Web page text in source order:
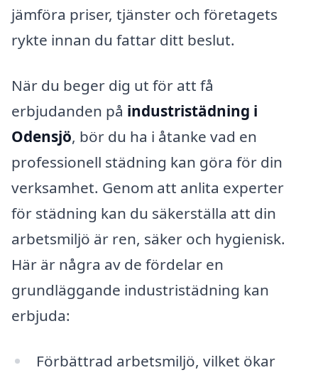
jämföra priser, tjänster och företagets
rykte innan du fattar ditt beslut.
När du beger dig ut för att få
erbjudanden på industristädning i
Odensjö, bör du ha i åtanke vad en
professionell städning kan göra för din
verksamhet. Genom att anlita experter
för städning kan du säkerställa att din
arbetsmiljö är ren, säker och hygienisk.
Här är några av de fördelar en
grundläggande industristädning kan
erbjuda:
Förbättrad arbetsmiljö, vilket ökar